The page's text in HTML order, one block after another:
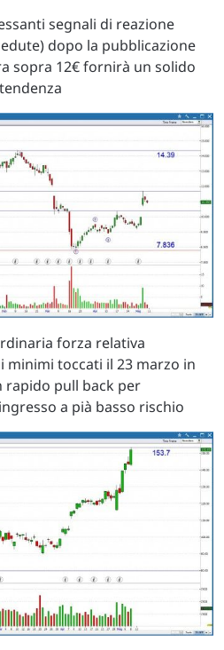
segnali di reazione
dopo la pubblicazione
sopra 12€ fornirà un solido
forza relativa
minimi toccati il 23 marzo in
rapido pull back per
a pià basso rischio